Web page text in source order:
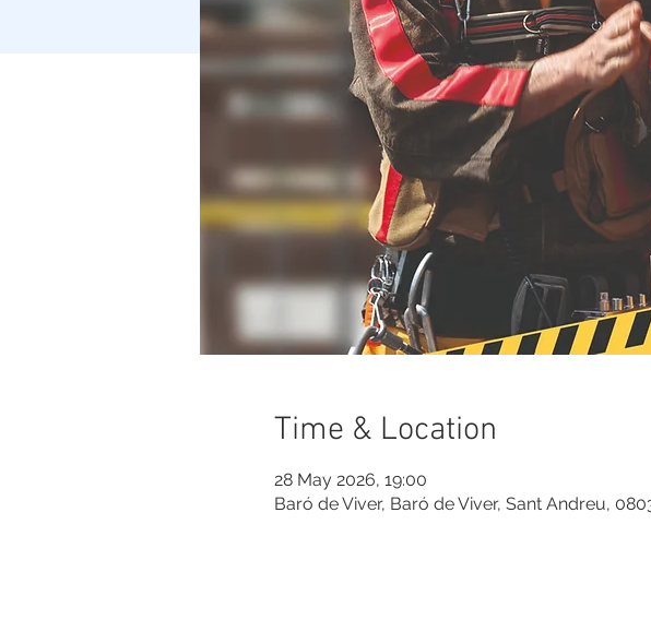
Time & Location
28 May 2026, 19:00
Baró de Viver, Baró de Viver, Sant Andreu,